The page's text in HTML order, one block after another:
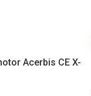
Acerbis CE X-